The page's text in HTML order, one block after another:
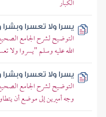
الكبار
يسرا ولا تعسرا وبشرا
التوضيح لشرح الجامع
الله عليه وسلم "يسروا ولا
يسرا ولا تعسرا وبشرا
التوضيح لشرح الجامع
وجه أميرين إلى موضع أن